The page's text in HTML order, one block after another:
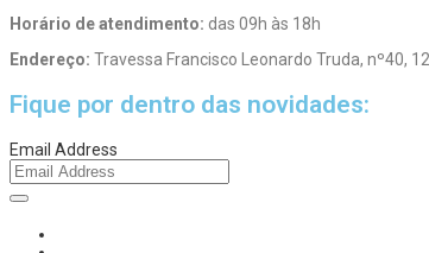
Horário de atendimento: das 09h às 18h
Endereço: Travessa Francisco Leonardo Truda, nº40,
Fique por dentro das novidades:
Email Address